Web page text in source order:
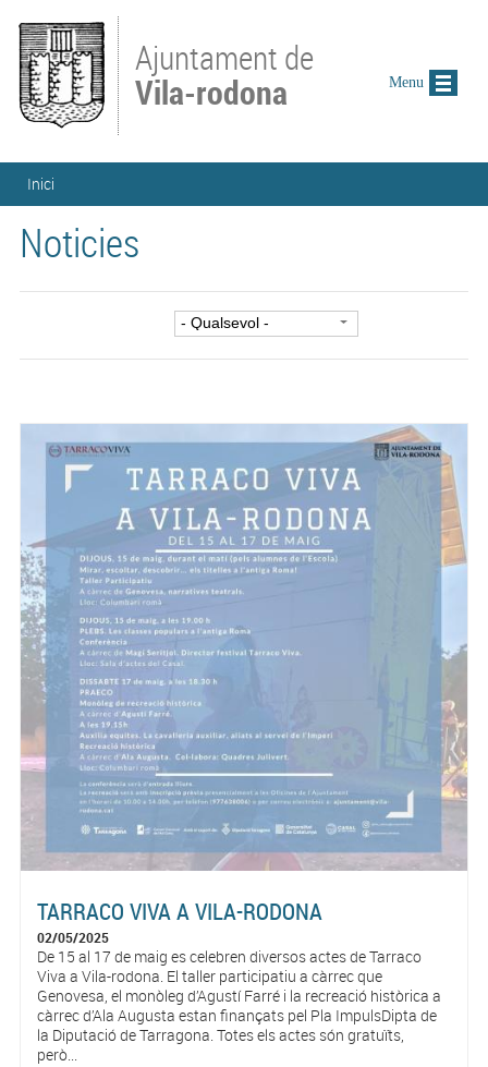
Ajuntament de
Vila-rodona
Esteu aquí
Inici
Noticies
TARRACO VIVA A VILA-RODONA
02/05/2025
De 15 al 17 de maig es celebren diversos actes de Tarraco
Viva a Vila-rodona. El taller participatiu a càrrec que
Genovesa, el monòleg d’Agustí Farré i la recreació històrica a
càrrec d’Ala Augusta estan finançats pel Pla ImpulsDipta de
la Diputació de Tarragona. Totes els actes són gratuïts,
però...
Menu